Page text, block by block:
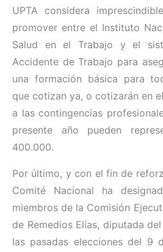
UPTA considera
promover entre el Instituto
Salud en el Trabajo y el
Accidente de Trabajo para
una formación básica para
que cotizan ya, o cotizarán en
a las contingencias
presente año pueden
400.000.
Por último, y con el fin de
Comité Nacional ha
miembros de la Comisión
de Remedios Elías, diputada
las pasadas elecciones del 9